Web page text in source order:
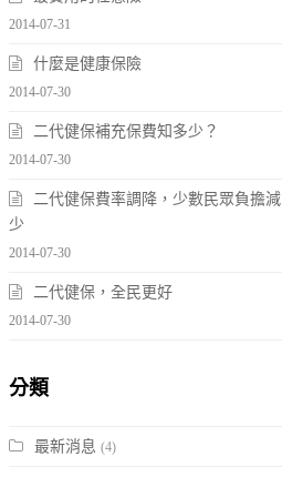
2014-07-31
什麼是健康保險
2014-07-30
二代健保補充保費知多少？
2014-07-30
二代健保費率調降，少數民眾負擔減
少
2014-07-30
二代健保，全民更好
2014-07-30
分類
最新消息 (4)